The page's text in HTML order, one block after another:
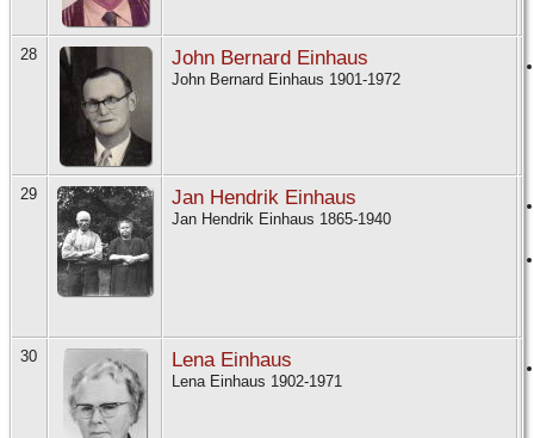
28 John Bernard Einhaus
John Bernard Einhaus 1901-1972
29 Jan Hendrik Einhaus
Jan Hendrik Einhaus 1865-1940
30 Lena Einhaus
Lena Einhaus 1902-1971